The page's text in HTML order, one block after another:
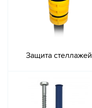
Защита стеллажей